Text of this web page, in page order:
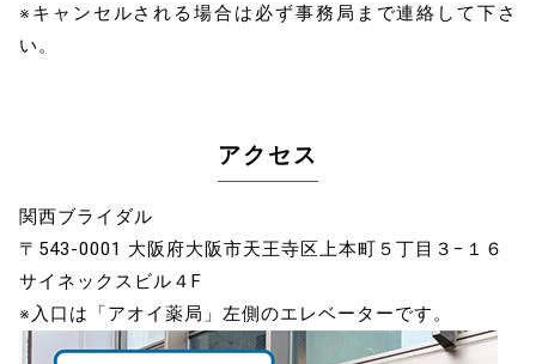
※キャンセルされる場合は必ず事務局まで連絡して下さ
い。
アクセス
関西ブライダル
〒543-0001 大阪府大阪市天王寺区上本町５丁目３−１６
サイネックスビル４F
※入口は「アオイ薬局」左側のエレベーターです。